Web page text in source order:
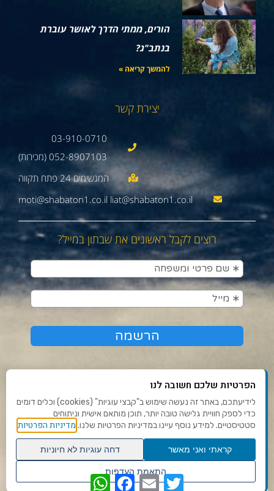
הורים, ממתי הדרך לאושר עוברת
בנתב"ג?
להמשך קריאה »
יצירת קשר
03-910-0710
052-8907103 (מכירות)
moti@shabaton1.co.il liat@shabaton1.co.il
רוצים לקבל ראשונים את שבתון במייל?
תנאי שימוש ומדיניות פרטיות
פנו אלינו
הצהרת נגישות
Ⓒ 2020 - כל הזכויות שמורות לשבתון WhatsAppFacebookEmailTwitter לראש
הפרטיות שלכם חשובה לנו
לידיעתכם, באתר זה נעשה שימוש ב"קבצי עוגיות" (cookies) וכלים דומים
כדי לספק חוויית גלישה טובה יותר, תוכן מותאם אישית וניתוחים
סטטיסטיים. למידע נוסף עיינו במדיניות הפרטיות שלנו. מדיניות הפרטיות
קראתי ואני מאשר
דחה עוגיות לא חיוניות
התאמת העדפות
שנו העדפות פרטיות